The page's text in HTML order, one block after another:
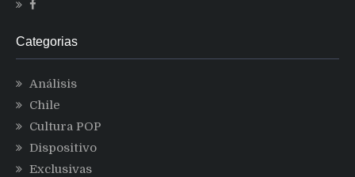
Categorias
Análisis
Chile
Cultura POP
Dispositivo
Exclusivas